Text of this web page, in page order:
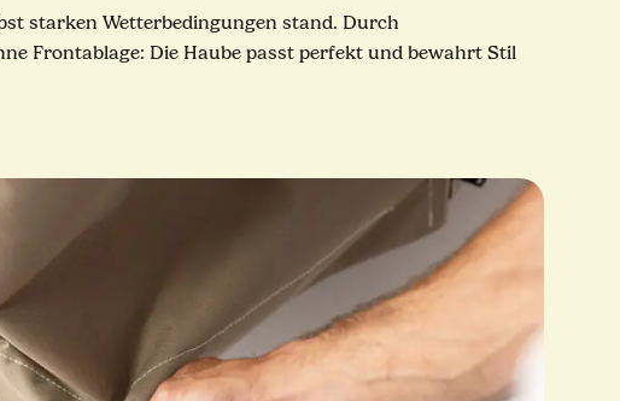
starken Wetterbedingungen stand. Durch
Frontablage: Die Haube passt perfekt und bewahrt Stil